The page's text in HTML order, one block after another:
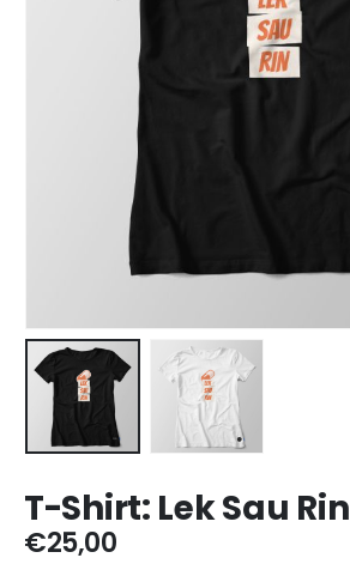
T-Shirt: Lek Sau Rin
€25,00